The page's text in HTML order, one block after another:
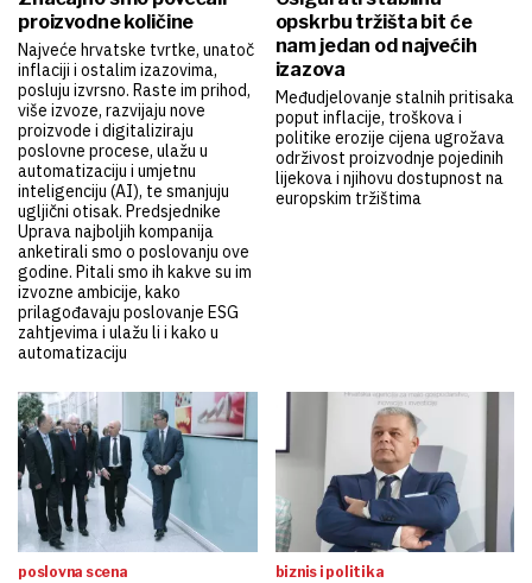
proizvodne količine
Najveće hrvatske tvrtke, unatoč
inflaciji i ostalim izazovima,
posluju izvrsno. Raste im prihod,
više izvoze, razvijaju nove
proizvode i digitaliziraju
poslovne procese, ulažu u
automatizaciju i umjetnu
inteligenciju (AI), te smanjuju
ugljični otisak. Predsjednike
Uprava najboljih kompanija
anketirali smo o poslovanju ove
godine. Pitali smo ih kakve su im
izvozne ambicije, kako
prilagođavaju poslovanje ESG
zahtjevima i ulažu li i kako u
automatizaciju
opskrbu tržišta bit će
nam jedan od najvećih
izazova
Međudjelovanje stalnih pritisaka
poput inflacije, troškova i
politike erozije cijena ugrožava
održivost proizvodnje pojedinih
lijekova i njihovu dostupnost na
europskim tržištima
poslovna scena biznis i politika